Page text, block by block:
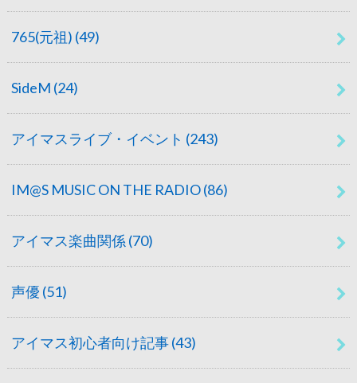
765(元祖) (49)
SideM (24)
アイマスライブ・イベント (243)
IM@S MUSIC ON THE RADIO(86)
アイマス楽曲関係 (70)
声優 (51)
アイマス初心者向け記事(43)